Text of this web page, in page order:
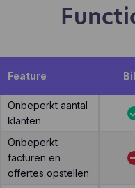
Feature
Onbeperkt aantal
klanten
Onbeperkt
facturen en
offertes opstellen